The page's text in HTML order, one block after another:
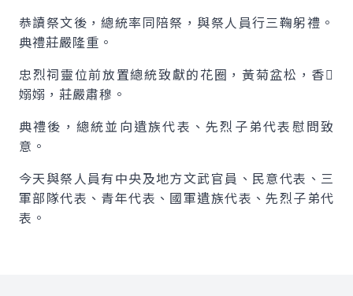
恭讀祭文後，總統率同陪祭，與祭人員行三鞠躬禮。
典禮莊嚴隆重。
忠烈祠靈位前放置總統致獻的花圈，黃菊盆松，香
嫋嫋，莊嚴肅穆。
典禮後，總統並向遺族代表、先烈子弟代表慰問致
意。
今天與祭人員有中央及地方文武官員、民意代表、三
軍部隊代表、青年代表、國軍遺族代表、先烈子弟代
表。